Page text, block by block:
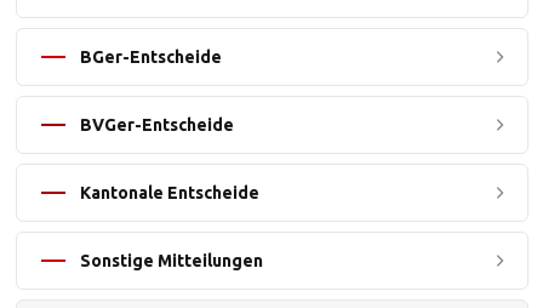
BGer-Entscheide
BVGer-Entscheide
Kantonale Entscheide
Sonstige Mitteilungen